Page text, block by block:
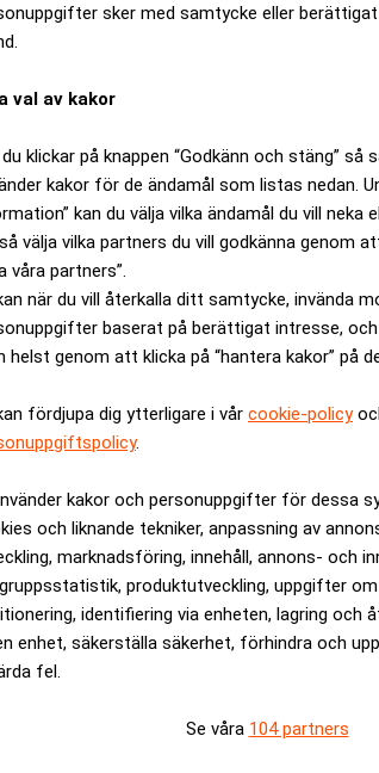
sker med samtycke eller
val av kakor
klickar på knappen “Godkänn och stäng”
kakor för de ändamål som listas nedan.
kan du välja vilka ändamål du vill neka
välja vilka partners du vill godkänna genom
våra partners”.
när du vill återkalla ditt samtycke, invända
baserat på berättigat intresse,
helst genom att klicka på “hantera kakor” på
fördjupa dig ytterligare i vår cookie-policy
.
kakor och personuppgifter för dessa
och liknande tekniker, anpassning av
marknadsföring, innehåll, annons- och
produktutveckling, uppgifter
identifiering via enheten, lagring och
enhet, säkerställa säkerhet, förhindra och
fel.
Se våra 104 partners
och bolagets investeringsbehov är
genom att vinster återinvesteras i
ut 50 procent av förvaltningsresultatet
på eget kapital ska över tid överstiga
och räntetäckningsgraden ska
begränsningar i belåningsgraden.
Stockholm är en kvalitetsstämpel
återköp av aktier.
att öka avkastningen från vår
hållbarhetsinvesteringar.
resa, säger vd Ylva Sarby Westman.
Premier Growth Market sedan den 10
är kostnadsfritt: Prenumerera